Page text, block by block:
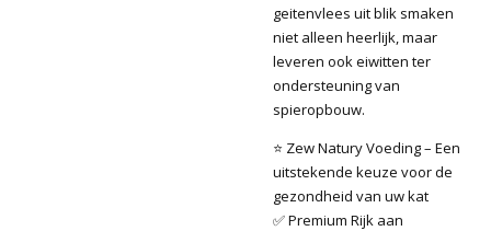
geitenvlees uit blik smaken
niet alleen heerlijk, maar
leveren ook eiwitten ter
ondersteuning van
spieropbouw.
⭐ Zew Natury Voeding – Een
uitstekende keuze voor de
gezondheid van uw kat
✅ Premium Rijk aan